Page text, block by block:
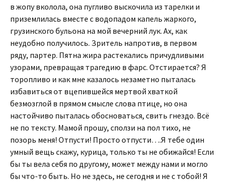
в жопу вколола, она пугливо выскочила из тарелки и
приземлилась вместе с водопадом капель жаркого,
грузинского бульона на мой вечерний лук. Ах, как
неудобно получилось. Зритель напротив, в первом
ряду, партер. Пятна жира растекались причудливыми
узорами, превращая трагедию в фарс. Отстирается? Я
торопливо и как мне казалось незаметно пыталась
избавиться от вцепившейся мертвой хваткой
безмозглой в прямом смысле слова птице, но она
настойчиво пыталась обосноваться, свить гнездо. Всё
не по тексту. Мамой прошу, сползи на пол тихо, не
позорь меня! Отпусти! Просто отпусти….Я тебе один
умный вещь скажу, курица, только ты не обижайся! Если
бы ты вела себя по другому, может между нами и могло
бы что-то быть. Но не здесь, не сегодня и не с тобой! Я